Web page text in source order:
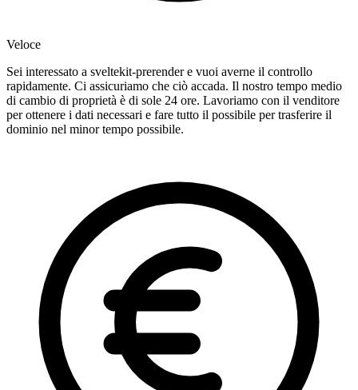
Veloce
Sei interessato a sveltekit-prerender e vuoi averne il controllo
rapidamente. Ci assicuriamo che ciò accada. Il nostro tempo medio
di cambio di proprietà è di sole 24 ore. Lavoriamo con il venditore
per ottenere i dati necessari e fare tutto il possibile per trasferire il
dominio nel minor tempo possibile.